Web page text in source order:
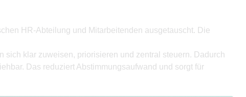
HR-Abteilung und Mitarbeitenden ausgetauscht. Die
sich klar zuweisen, priorisieren und zentral steuern. Dadurch
Das reduziert Abstimmungsaufwand und sorgt für